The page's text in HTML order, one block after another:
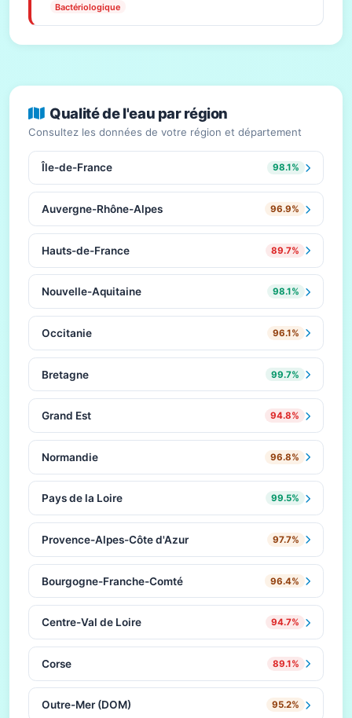
Bactériologique
Qualité de l'eau par région
Consultez les données de votre région et département
Île-de-France 98.1%
Auvergne-Rhône-Alpes 96.9%
Hauts-de-France 89.7%
Nouvelle-Aquitaine 98.1%
Occitanie 96.1%
Bretagne 99.7%
Grand Est 94.8%
Normandie 96.8%
Pays de la Loire 99.5%
Provence-Alpes-Côte d'Azur 97.7%
Bourgogne-Franche-Comté 96.4%
Centre-Val de Loire 94.7%
Corse 89.1%
Outre-Mer (DOM) 95.2%